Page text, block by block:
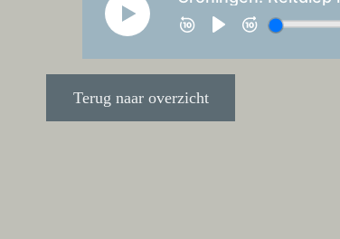
Terug naar overzicht